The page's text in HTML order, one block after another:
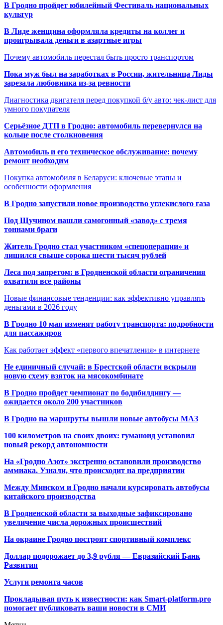
В Гродно пройдет юбилейный Фестиваль национальных
культур
В Лиде женщина оформляла кредиты на коллег и
проигрывала деньги в азартные игры
Почему автомобиль перестал быть просто транспортом
Пока муж был на заработках в России, жительница Лиды
зарезала любовника из-за ревности
Диагностика двигателя перед покупкой б/у авто: чек-лист для
умного покупателя
Серьёзное ДТП в Гродно: автомобиль перевернулся на
кольце после столкновения
Автомобиль и его техническое обслуживание: почему
ремонт необходим
Покупка автомобиля в Беларуси: ключевые этапы и
особенности оформления
В Гродно запустили новое производство углекислого газа
Под Щучином нашли самогонный «завод» с тремя
тоннами браги
Житель Гродно стал участником «спецоперации» и
лишился свыше сорока шести тысяч рублей
Леса под запретом: в Гродненской области ограничения
охватили все районы
Новые финансовые тенденции: как эффективно управлять
деньгами в 2026 году
В Гродно 10 мая изменят работу транспорта: подробности
для пассажиров
Как работает эффект «первого впечатления» в интернете
Не единичный случай: в Брестской области вскрыли
новую схему взяток на мясокомбинате
В Гродно пройдет чемпионат по бодибилдингу —
ожидается около 200 участников
В Гродно на маршруты вышли новые автобусы МАЗ
100 километров на своих двоих: гуманоид установил
новый рекорд автономности
На «Гродно Азот» экстренно остановили производство
аммиака. Узнали, что происходит на предприятии
Между Минском и Гродно начали курсировать автобусы
китайского производства
В Гродненской области за выходные зафиксировано
увеличение числа дорожных происшествий
На окраине Гродно построят спортивный комплекс
Доллар подорожает до 3,9 рубля — Евразийский Банк
Развития
Услуги ремонта часов
Прокладывая путь к известности: как Smart-platform.pro
помогает публиковать ваши новости в СМИ